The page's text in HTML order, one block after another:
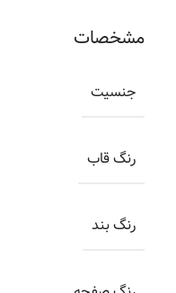
مشخصات
جنسیت
رنگ قاب
رنگ بند